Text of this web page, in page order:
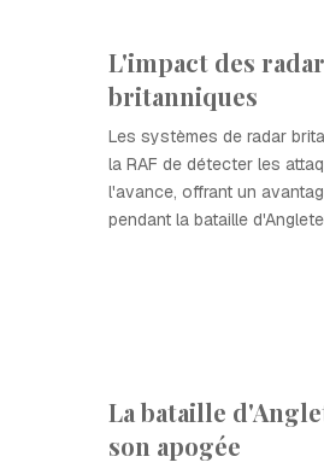
L'impact des
britanniques
Les systèmes de radar
la RAF de détecter les
l'avance, offrant un
pendant la bataille
La bataille
son apogée